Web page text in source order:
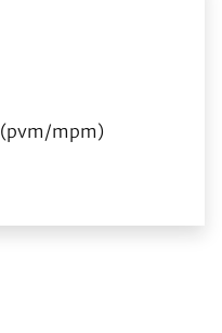
(pvm/mpm)